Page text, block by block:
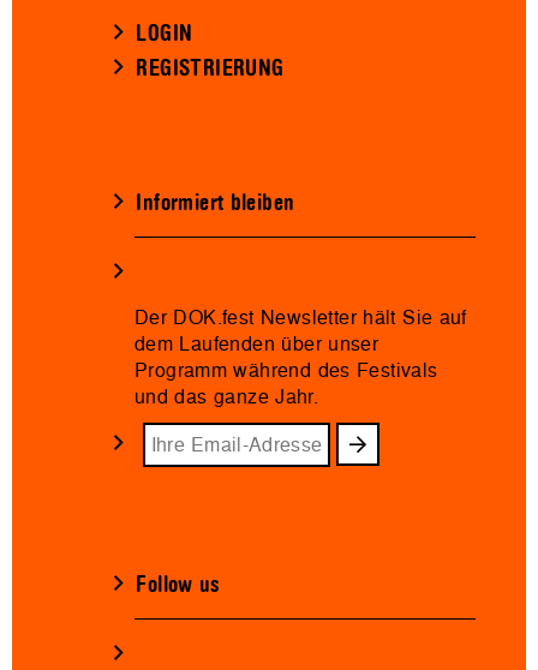
LOGIN
REGISTRIERUNG
Informiert bleiben
Der DOK.fest Newsletter hält Sie auf
dem Laufenden über unser
Programm während des Festivals
und das ganze Jahr.
Follow us